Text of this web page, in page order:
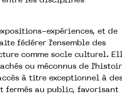
expériences, et de
fédérer l’ensemble des
comme socle culturel.
ou méconnus de
à titre exceptionnel à
fermés au public, favorisant